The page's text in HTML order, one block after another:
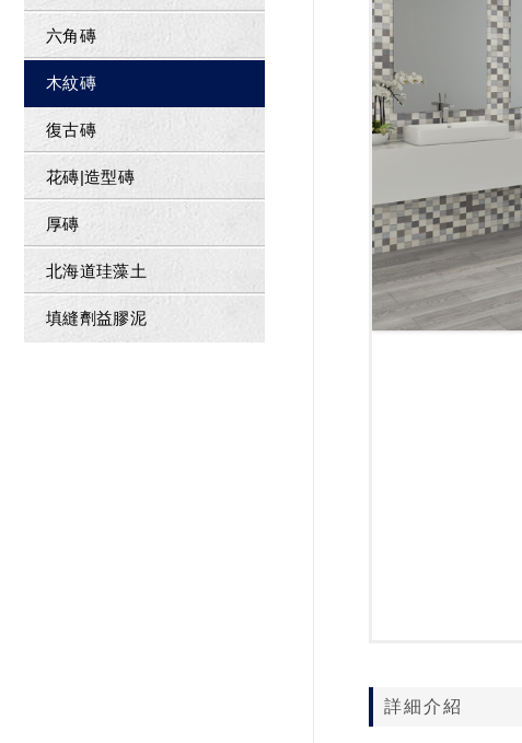
六角磚
木紋磚
復古磚
花磚|造型磚
厚磚
北海道珪藻土
填縫劑益膠泥
詳細介紹